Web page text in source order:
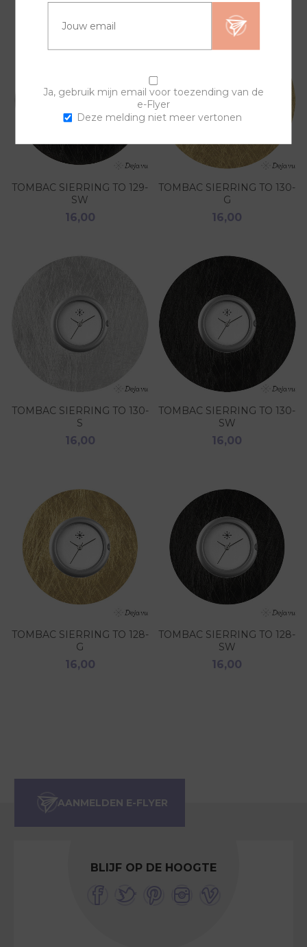
TOMBAC SIERRING TO 129-
SW
16,00
TOMBAC SIERRING TO 130-
G
16,00
TOMBAC SIERRING TO 130-
S
16,00
TOMBAC SIERRING TO 130-
SW
16,00
TOMBAC SIERRING TO 128-
G
16,00
TOMBAC SIERRING TO 128-
SW
16,00
BLIJF OP DE HOOGTE
Ja, gebruik mijn email voor toezending van de
e-Flyer
Deze melding niet meer vertonen